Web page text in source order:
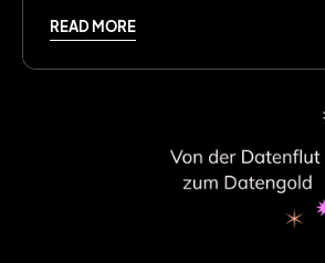
READ MORE